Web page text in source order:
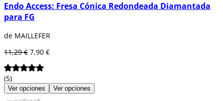
Endo Access: Fresa Cónica Redondeada Diamantada
para FG
de MAILLEFER
11,29 € 7,90 €
(5)
Ver opciones Ver opciones